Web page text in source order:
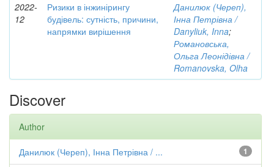
2022-
12
Ризики в інжинірингу
будівель: сутність, причини,
напрямки вирішення
Данилюк (Череп),
Інна Петрівна /
Danyliuk, Inna;
Романовська,
Ольга Леонідівна /
Romanovska, Olha
Discover
Author
1
Данилюк (Череп), Інна Петрівна / ...